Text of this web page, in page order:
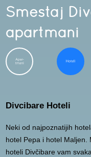
Smestaj
apartmani
Divcibare Hoteli
Neki od najpoznatijih
hotel Pepa i hotel
hoteli Divčibare vam